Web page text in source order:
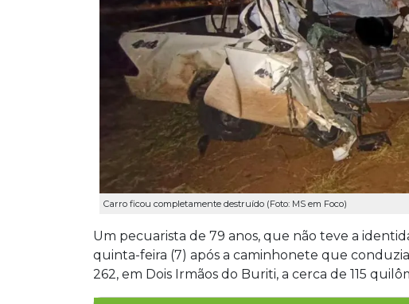
Carro ficou completamente destruído (Foto: MS em Foco)
Um pecuarista de 79 anos, que não teve a
quinta-feira (7) após a caminhonete que
262, em Dois Irmãos do Buriti, a cerca de 115